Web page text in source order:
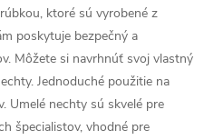
ktoré sú vyrobené z
poskytuje bezpečný a
Môžete si navrhnúť svoj vlastný
Jednoduché použitie na
Umelé nechty sú skvelé pre
špecialistov, vhodné pre